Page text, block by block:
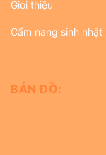
Giới thiệu
Cẩm nang sinh nhật
BẢN ĐỒ: